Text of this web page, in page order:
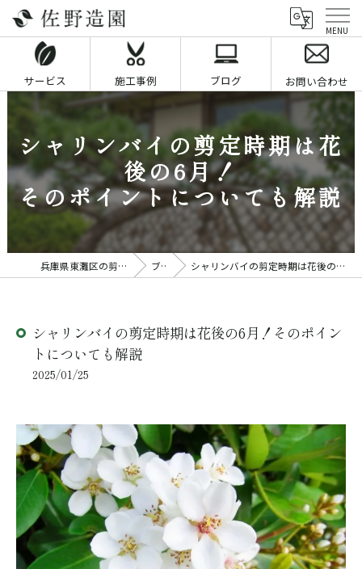
サービス 施工事例 ブログ お問い合わせ
シャリンバイの剪定時期は花
後の6月！
そのポイントについても解説
兵庫県東灘区の剪定業者なら佐野造園 ブログ シャリンバイの剪定時期は花後の6月！そのポイントについても解説
シャリンバイの剪定時期は花後の6月！そのポイン
トについても解説
2025/01/25